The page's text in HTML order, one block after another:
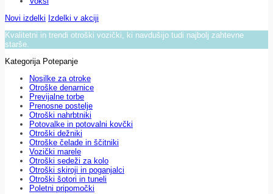
Novi izdelki Izdelki v akciji
Kvalitetni in trendi otroški vozički, ki navdušijo tudi najbolj zahtevne
starše.
Kategorija Potepanje
Nosilke za otroke
Otroške denarnice
Previjalne torbe
Prenosne postelje
Otroški nahrbtniki
Potovalke in potovalni kovčki
Otroški dežniki
Otroške čelade in ščitniki
Vozički marele
Otroški sedeži za kolo
Otroški skiroji in poganjalci
Otroški šotori in tuneli
Poletni pripomočki